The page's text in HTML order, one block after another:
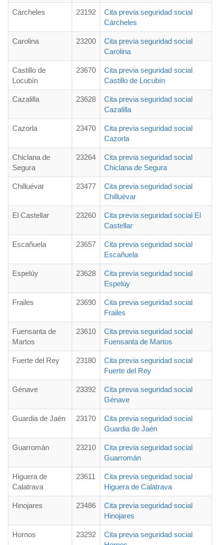
Cárcheles 23192
Cita previa seguridad social
Cárcheles
Carolina 23200
Cita previa seguridad social
Carolina
Castillo de
Locubín
23670
Cita previa seguridad social
Castillo de Locubín
Cazalilla 23628
Cita previa seguridad social
Cazalilla
Cazorla 23470
Cita previa seguridad social
Cazorla
Chiclana de
Segura
23264
Cita previa seguridad social
Chiclana de Segura
Chilluévar 23477
Cita previa seguridad social
Chilluévar
El Castellar 23260
Cita previa seguridad social El
Castellar
Escañuela 23657
Cita previa seguridad social
Escañuela
Espelúy 23628
Cita previa seguridad social
Espelúy
Frailes 23690
Cita previa seguridad social
Frailes
Fuensanta de
Martos
23610
Cita previa seguridad social
Fuensanta de Martos
Fuerte del Rey 23180
Cita previa seguridad social
Fuerte del Rey
Génave 23392
Cita previa seguridad social
Génave
Guardia de Jaén 23170
Cita previa seguridad social
Guardia de Jaén
Guarromán 23210
Cita previa seguridad social
Guarromán
Higuera de
Calatrava
23611
Cita previa seguridad social
Higuera de Calatrava
Hinojares 23486
Cita previa seguridad social
Hinojares
Hornos 23292
Cita previa seguridad social